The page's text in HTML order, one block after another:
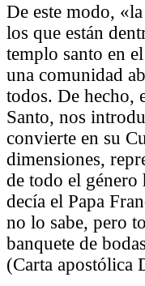
De este modo,
los que están
templo santo en
una comunidad
todos. De hecho,
Santo, nos
convierte en su
dimensiones,
de todo el
decía el Papa
no lo sabe, pero
banquete de
(Carta apostólica